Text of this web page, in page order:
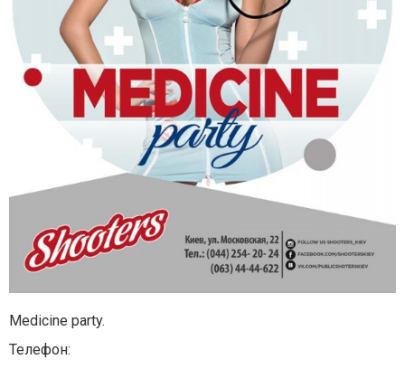
Medicine party.
Телефон: